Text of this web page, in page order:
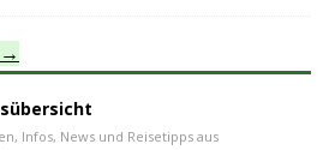
Infos, News und Reisetipps aus